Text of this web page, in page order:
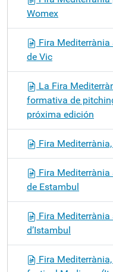
Womex
Fira
de Vic
La Fira
formativa de
próxima edición
Fira
Fira
de Estambul
Fira
d’Istambul
Fira